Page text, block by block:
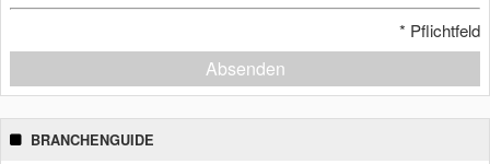
* Pflichtfeld
Absenden
BRANCHENGUIDE